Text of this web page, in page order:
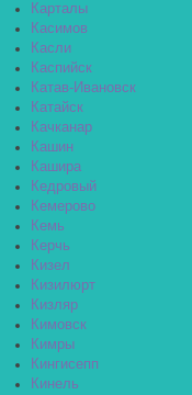
Карталы
Касимов
Касли
Каспийск
Катав-Ивановск
Катайск
Качканар
Кашин
Кашира
Кедровый
Кемерово
Кемь
Керчь
Кизел
Кизилюрт
Кизляр
Кимовск
Кимры
Кингисепп
Кинель